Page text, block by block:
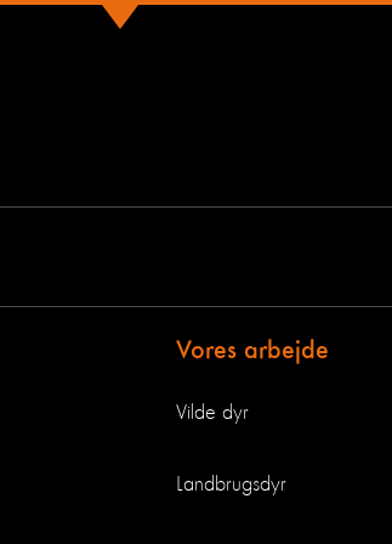
Vores arbejde
Vilde dyr
Landbrugsdyr